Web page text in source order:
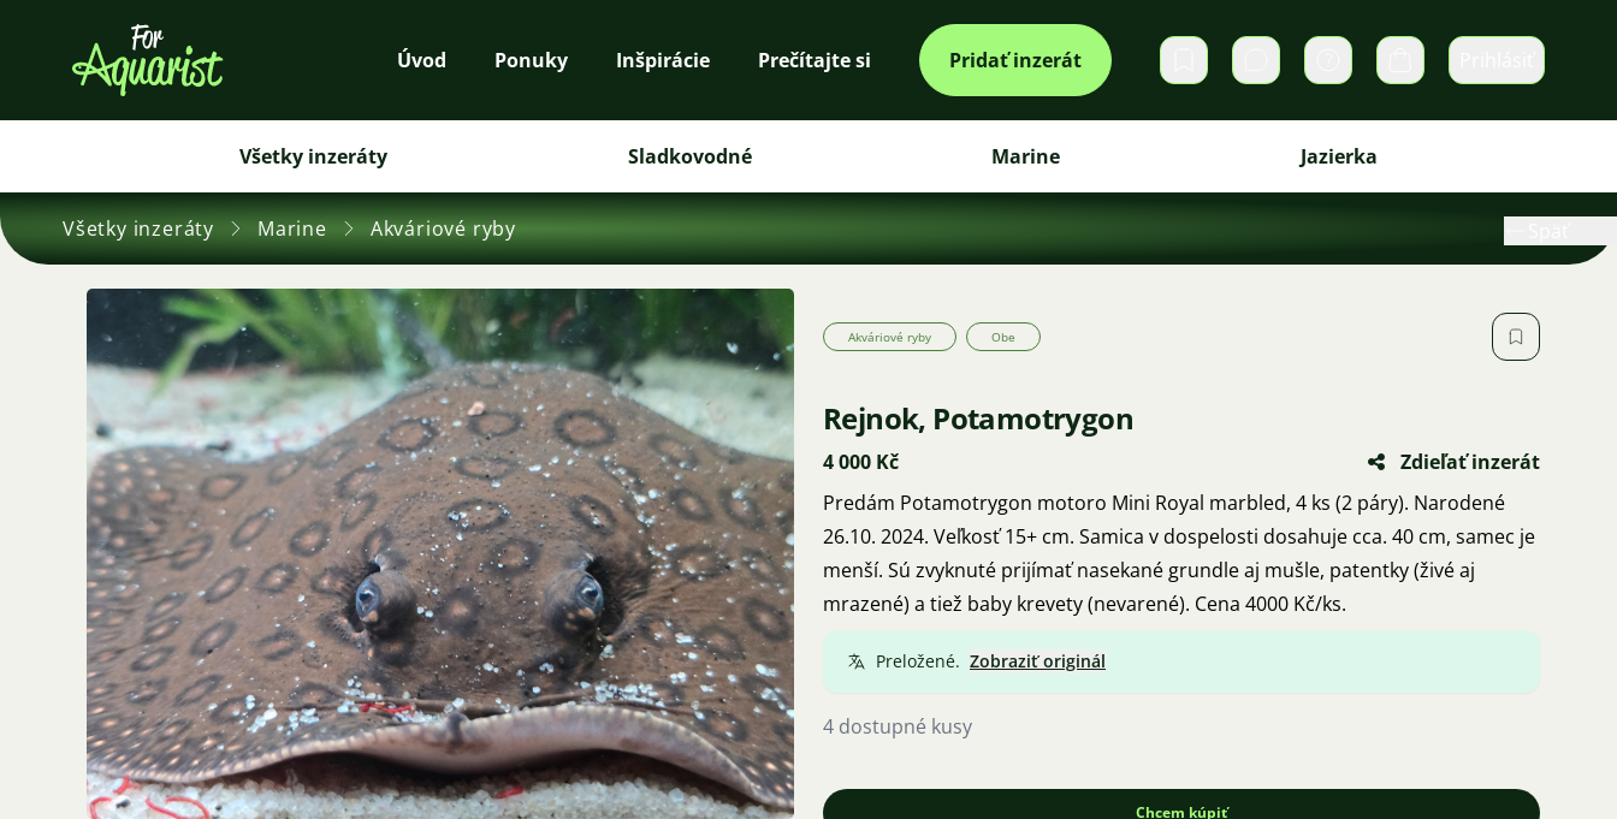
Úvod Ponuky Inšpirácie Prečítajte si Pridať inzerát Súkromné správy Košík
Všetky inzeráty Sladkovodné Marine Jazierka
Všetky inzeráty Marine Akváriové ryby
Akváriové ryby Obe
Rejnok, Potamotrygon
4 000 Kč
Zdieľať inzerát
Predám Potamotrygon motoro Mini Royal marbled, 4 ks (2 páry). Narodené
26.10. 2024. Veľkosť 15+ cm. Samica v dospelosti dosahuje cca. 40 cm, samec je
menší. Sú zvyknuté prijímať nasekané grundle aj mušle, patentky (živé aj
mrazené) a tiež baby krevety (nevarené). Cena 4000 Kč/ks.
Preložené. Zobraziť originál
4 dostupné kusy
Chcem kúpiť